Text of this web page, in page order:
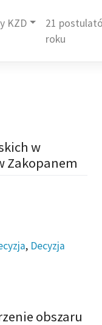
KZD
21
roku
w
Zakopanem
, Decyzja
obszaru